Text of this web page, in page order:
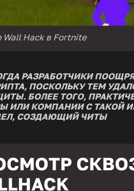
Wall Hack в Fortnite
РАЗРАБОТЧИКИ
ПОСКОЛЬКУ ТЕМ
БОЛЕЕ ТОГО,
ИЛИ КОМПАНИИ С ТАКОЙ
СОЗДАЮЩИЙ ЧИТЫ